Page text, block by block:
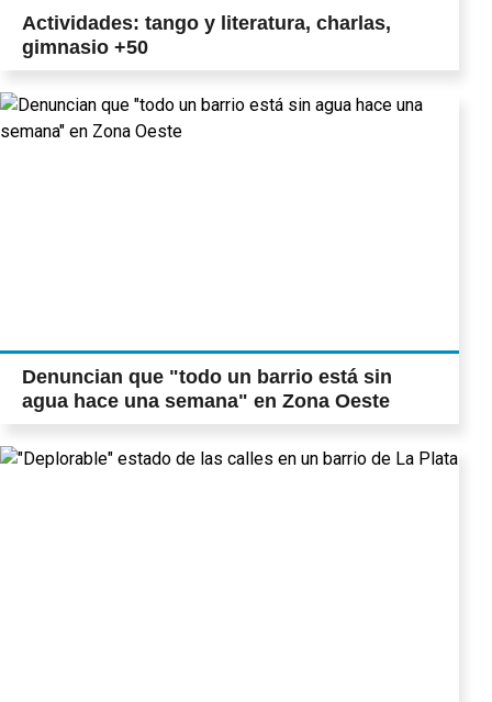
Actividades: tango y literatura, charlas,
gimnasio +50
Denuncian que "todo un barrio está sin
agua hace una semana" en Zona Oeste